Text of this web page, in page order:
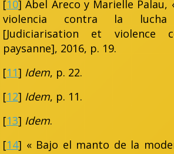
[10] Abel Areco y Marielle Palau,
violencia contra la lucha
[Judiciarisation et
paysanne], 2016, p. 19.
[11] Idem, p. 22.
[12] Idem, p. 11.
[13] Idem.
[14] « Bajo el manto de la